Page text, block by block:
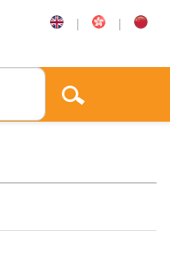
| |